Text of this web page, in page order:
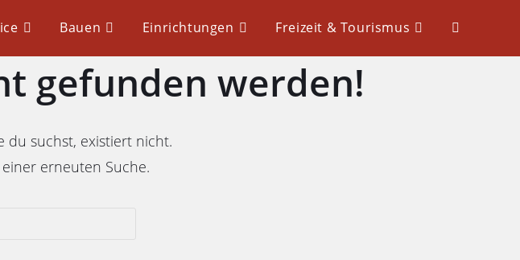
Bauen Einrichtungen Freizeit & Tourismus
gefunden werden!
du suchst, existiert nicht.
erneuten Suche.